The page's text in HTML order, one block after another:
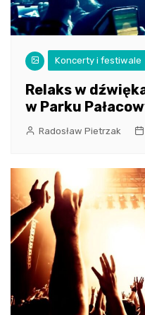
Koncerty i festiwale
Relaks w
w Parku
Radosław Pietrzak